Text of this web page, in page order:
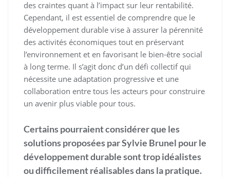
des craintes quant à l’impact sur leur rentabilité.
Cependant, il est essentiel de comprendre que le
développement durable vise à assurer la pérennité
des activités économiques tout en préservant
l’environnement et en favorisant le bien-être social
à long terme. Il s’agit donc d’un défi collectif qui
nécessite une adaptation progressive et une
collaboration entre tous les acteurs pour construire
un avenir plus viable pour tous.
Certains pourraient considérer que les
solutions proposées par Sylvie Brunel pour le
développement durable sont trop idéalistes
ou difficilement réalisables dans la pratique.